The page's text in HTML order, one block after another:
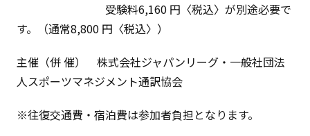
受験料6,160 円〈税込〉が別途必要で
す。（通常8,800 円〈税込〉）
主催（併 催） 株式会社ジャパンリーグ・一般社団法
人スポーツマネジメント通訳協会
※往復交通費・宿泊費は参加者負担となります。